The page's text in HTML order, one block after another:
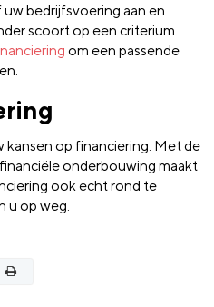
bedrijfsvoering aan en
scoort op een criterium.
om een passende
kansen op financiering. Met de
onderbouwing maakt
ook echt rond te
u op weg.